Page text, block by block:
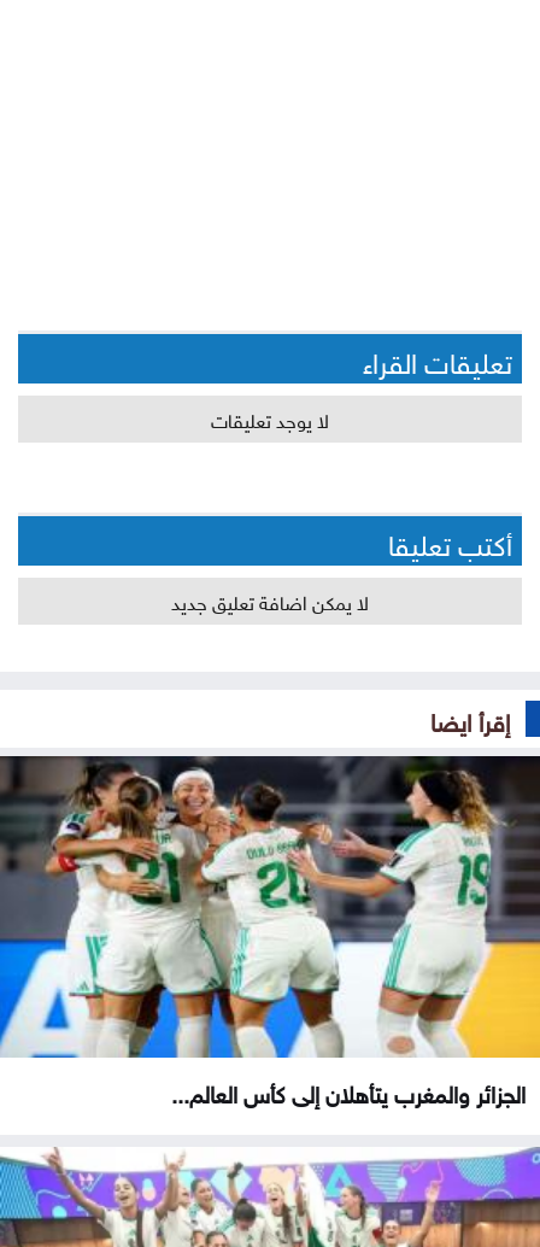
تعليقات القراء
لا يوجد تعليقات
أكتب تعليقا
لا يمكن اضافة تعليق جديد
إقرأ ايضا
الجزائر والمغرب يتأهلان إلى كأس العالم...